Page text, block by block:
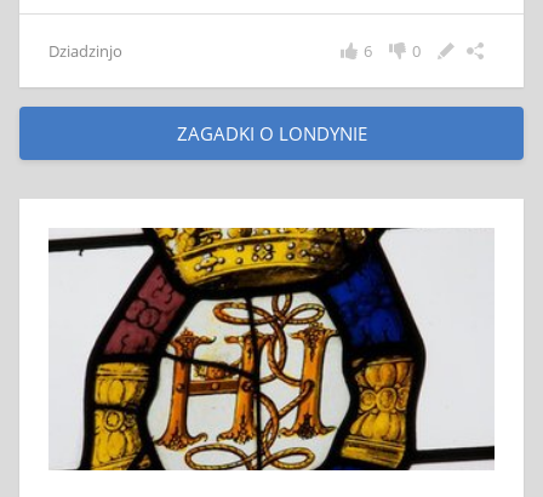
Dziadzinjo 0
6
ZAGADKI O LONDYNIE